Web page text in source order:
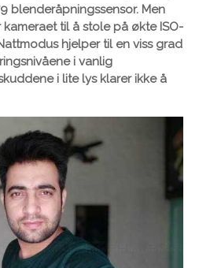
blenderåpningssensor. Men
til å stole på økte ISO-
hjelper til en viss grad
i vanlig
i lite lys klarer ikke å